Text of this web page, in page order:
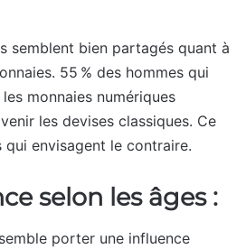
semblent bien partagés quant à
55 % des hommes qui
monnaies numériques
les devises classiques. Ce
qui envisagent le contraire.
selon les âges :
porter une influence